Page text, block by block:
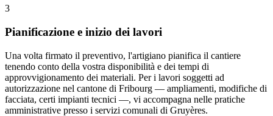
3
Pianificazione e inizio dei lavori
Una volta firmato il preventivo, l'artigiano pianifica il cantiere
tenendo conto della vostra disponibilità e dei tempi di
approvvigionamento dei materiali. Per i lavori soggetti ad
autorizzazione nel cantone di Fribourg — ampliamenti, modifiche di
facciata, certi impianti tecnici —, vi accompagna nelle pratiche
amministrative presso i servizi comunali di Gruyères.